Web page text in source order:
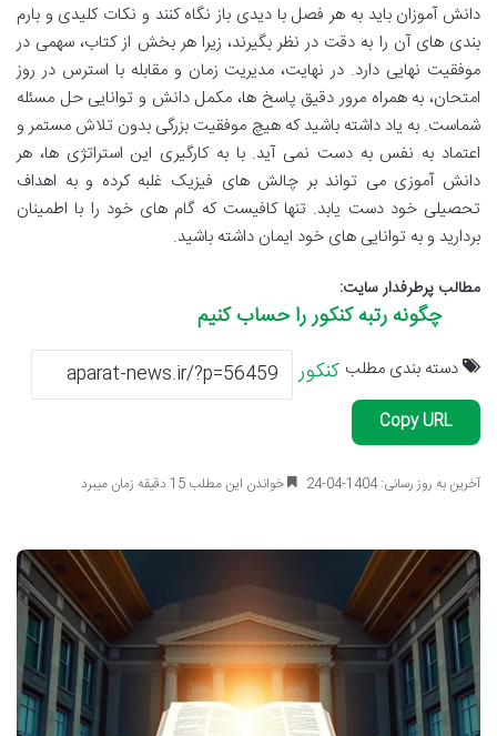
دانش آموزان باید به هر فصل با دیدی باز نگاه کنند و نکات کلیدی و بارم
بندی های آن را به دقت در نظر بگیرند، زیرا هر بخش از کتاب، سهمی در
موفقیت نهایی دارد. در نهایت، مدیریت زمان و مقابله با استرس در روز
امتحان، به همراه مرور دقیق پاسخ ها، مکمل دانش و توانایی حل مسئله
شماست. به یاد داشته باشید که هیچ موفقیت بزرگی بدون تلاش مستمر و
اعتماد به نفس به دست نمی آید. با به کارگیری این استراتژی ها، هر
دانش آموزی می تواند بر چالش های فیزیک غلبه کرده و به اهداف
تحصیلی خود دست یابد. تنها کافیست که گام های خود را با اطمینان
بردارید و به توانایی های خود ایمان داشته باشید.
مطالب پرطرفدار سایت:
چگونه رتبه کنکور را حساب کنیم
دسته بندی مطلب کنکور
Copy URL
آخرین به روز رسانی: 1404-04-24 خواندن این مطلب 15 دقیقه زمان میبرد